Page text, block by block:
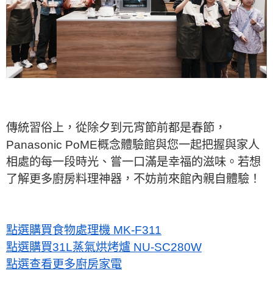
傳統習俗上，從除夕到元宵節前都是春節，
Panasonic PoME概念體驗館與您一起把握與家人
相處的每一段時光、嘗一口滿是幸福的滋味。若想
了解更多廚房料理神器，不妨前來館內親自體驗！
點選購買食物處理機 MK-F311
點選購買31L蒸氣烘烤爐 NU-SC280W
點選查看更多廚房家電